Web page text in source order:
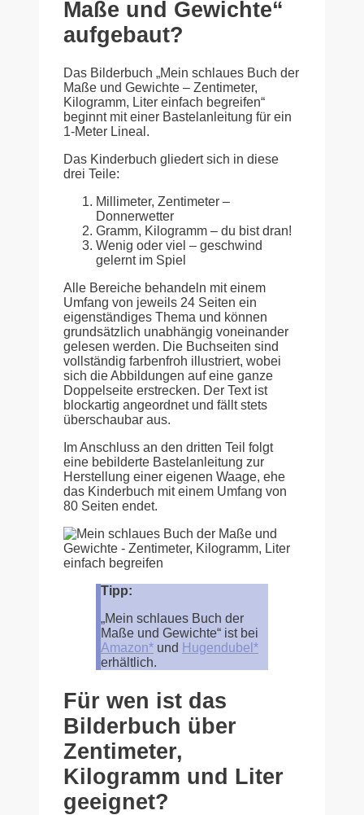
Maße und Gewichte“
aufgebaut?
Das Bilderbuch „Mein schlaues Buch der
Maße und Gewichte – Zentimeter,
Kilogramm, Liter einfach begreifen“
beginnt mit einer Bastelanleitung für ein
1-Meter Lineal.
Das Kinderbuch gliedert sich in diese
drei Teile:
Millimeter, Zentimeter –
Donnerwetter
Gramm, Kilogramm – du bist dran!
Wenig oder viel – geschwind
gelernt im Spiel
Alle Bereiche behandeln mit einem
Umfang von jeweils 24 Seiten ein
eigenständiges Thema und können
grundsätzlich unabhängig voneinander
gelesen werden. Die Buchseiten sind
vollständig farbenfroh illustriert, wobei
sich die Abbildungen auf eine ganze
Doppelseite erstrecken. Der Text ist
blockartig angeordnet und fällt stets
überschaubar aus.
Im Anschluss an den dritten Teil folgt
eine bebilderte Bastelanleitung zur
Herstellung einer eigenen Waage, ehe
das Kinderbuch mit einem Umfang von
80 Seiten endet.
Tipp:
„Mein schlaues Buch der
Maße und Gewichte“ ist bei
Amazon* und Hugendubel*
erhältlich.
Für wen ist das
Bilderbuch über
Zentimeter,
Kilogramm und Liter
geeignet?